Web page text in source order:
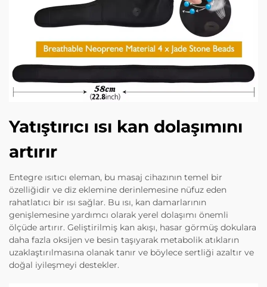
Yatıştırıcı ısı kan dolaşımını
artırır
Entegre ısıtıcı eleman, bu masaj cihazının temel bir
özelliğidir ve diz eklemine derinlemesine nüfuz eden
rahatlatıcı bir ısı sağlar. Bu ısı, kan damarlarının
genişlemesine yardımcı olarak yerel dolaşımı önemli
ölçüde artırır. Geliştirilmiş kan akışı, hasar görmüş dokulara
daha fazla oksijen ve besin taşıyarak metabolik atıkların
uzaklaştırılmasına olanak tanır ve böylece sertliği azaltır ve
doğal iyileşmeyi destekler.